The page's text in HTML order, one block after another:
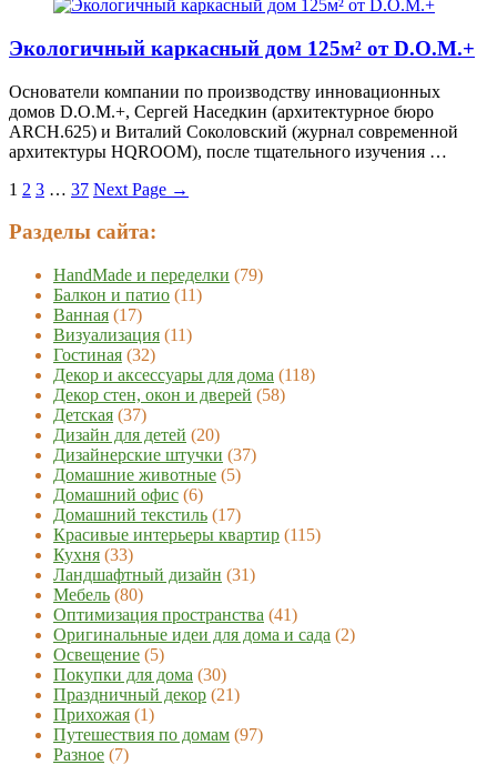
Экологичный каркасный дом 125м² от D.O.M.+
Основатели компании по производству инновационных
домов D.O.M.+, Сергей Наседкин (архитектурное бюро
ARCH.625) и Виталий Соколовский (журнал современной
архитектуры HQROOM), после тщательного изучения …
1 2 3 … 37 Next Page →
Разделы сайта:
HandMade и переделки (79)
Балкон и патио (11)
Ванная (17)
Визуализация (11)
Гостиная (32)
Декор и аксессуары для дома (118)
Декор стен, окон и дверей (58)
Детская (37)
Дизайн для детей (20)
Дизайнерские штучки (37)
Домашние животные (5)
Домашний офис (6)
Домашний текстиль (17)
Красивые интерьеры квартир (115)
Кухня (33)
Ландшафтный дизайн (31)
Мебель (80)
Оптимизация пространства (41)
Оригинальные идеи для дома и сада (2)
Освещение (5)
Покупки для дома (30)
Праздничный декор (21)
Прихожая (1)
Путешествия по домам (97)
Разное (7)